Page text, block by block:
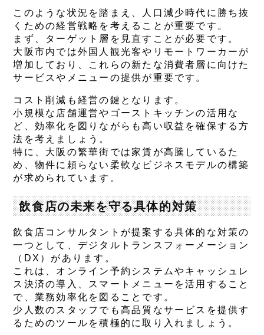
このような状況を踏まえ、人口減少時代に勝ち抜
くための経営戦略を考えることが重要です。
まず、ターゲット層を見直すことが必要です。
大阪市内では外国人観光客やリモートワーカーが
増加しており、これらの新たな消費者層に向けた
サービスやメニューの提供が重要です。
コスト削減も経営の鍵となります。
小規模な店舗運営やゴーストキッチンの活用な
ど、効率化を図りながらも高い収益を確保する方
法を考えましょう。
特に、大阪の繁華街では家賃が高騰しているた
め、物件に頼らない柔軟なビジネスモデルの構築
が求められています。
飲食店の未来を守る具体的対策
飲食店コンサルタントが提案する具体的な対策の
一つとして、デジタルトランスフォーメーション
（DX）があります。
これは、オンライン予約システムやキャッシュレ
ス決済の導入、スマートメニューを活用すること
で、業務効率化を図ることです。
少人数のスタッフでも高品質なサービスを提供す
るためのツールを積極的に取り入れましょう。